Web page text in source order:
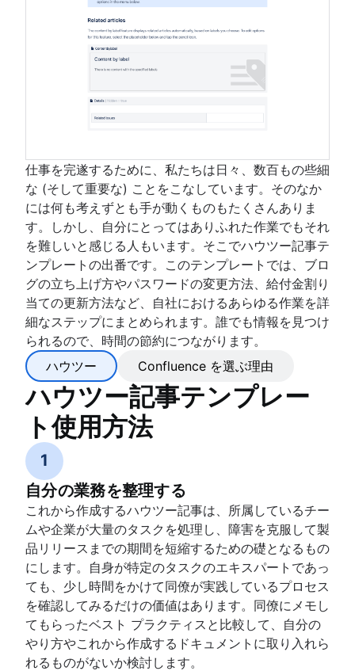
仕事を完遂するために、私たちは日々、数百もの些細
な (そして重要な) ことをこなしています。そのなか
には何も考えずとも手が動くものもたくさんありま
す。しかし、自分にとってはありふれた作業でもそれ
を難しいと感じる人もいます。そこでハウツー記事テ
ンプレートの出番です。このテンプレートでは、ブロ
グの立ち上げ方やパスワードの変更方法、給付金割り
当ての更新方法など、自社におけるあらゆる作業を詳
細なステップにまとめられます。誰でも情報を見つけ
られるので、時間の節約につながります。
ハウツー
Confluence を選ぶ理由
ハウツー記事テンプレー
ト使用方法
1
自分の業務を整理する
これから作成するハウツー記事は、所属しているチー
ムや企業が大量のタスクを処理し、障害を克服して製
品リリースまでの期間を短縮するための礎となるもの
にします。自身が特定のタスクのエキスパートであっ
ても、少し時間をかけて同僚が実践しているプロセス
を確認してみるだけの価値はあります。同僚にメモし
てもらったベスト プラクティスと比較して、自分の
やり方やこれから作成するドキュメントに取り入れら
れるものがないか検討します。